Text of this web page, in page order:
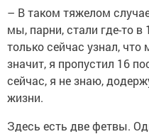
– В таком тяжелом
мы, парни, стали где-то в
только сейчас узнал,
значит, я пропустил 16
сейчас, я не знаю,
жизни.
Здесь есть две фетвы.